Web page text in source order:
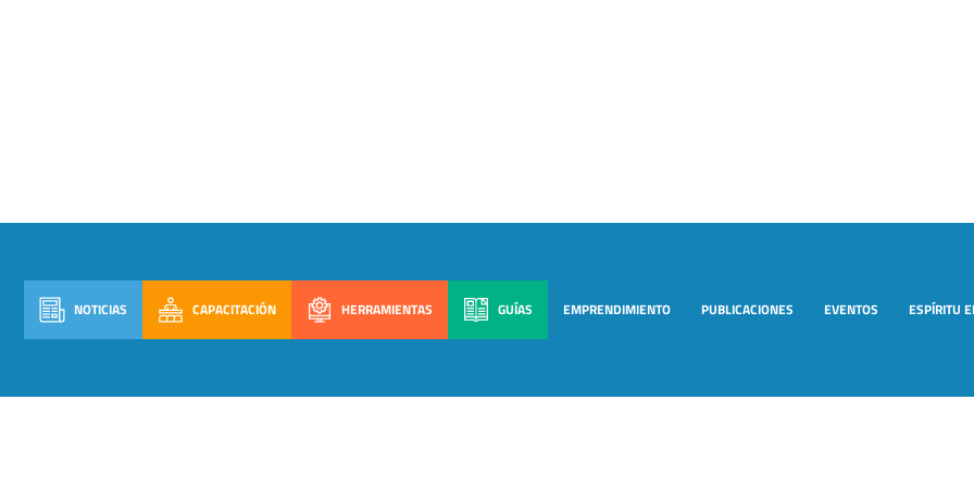
NOTICIAS CAPACITACIÓN HERRAMIENTAS GUÍAS EMPRENDIMIENTO PUBLICACIONES EVENTOS ESPÍRITU